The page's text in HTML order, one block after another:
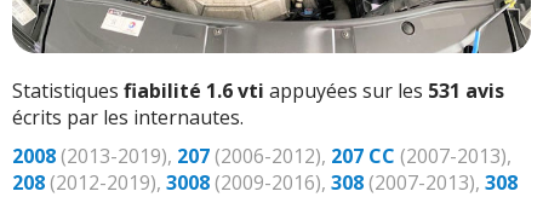
Statistiques fiabilité 1.6 vti appuyées sur les 531 avis
écrits par les internautes.
2008(2013-2019), 207(2006-2012), 207 CC (2007-2013),
208(2012-2019), 3008(2009-2016), 308(2007-2013), 308